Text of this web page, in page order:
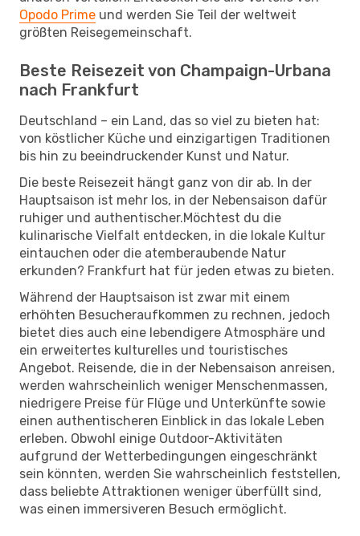
Opodo Prime und werden Sie Teil der weltweit
größten Reisegemeinschaft.
Beste Reisezeit von Champaign-Urbana
nach Frankfurt
Deutschland – ein Land, das so viel zu bieten hat:
von köstlicher Küche und einzigartigen Traditionen
bis hin zu beeindruckender Kunst und Natur.
Die beste Reisezeit hängt ganz von dir ab. In der
Hauptsaison ist mehr los, in der Nebensaison dafür
ruhiger und authentischer.Möchtest du die
kulinarische Vielfalt entdecken, in die lokale Kultur
eintauchen oder die atemberaubende Natur
erkunden? Frankfurt hat für jeden etwas zu bieten.
Während der Hauptsaison ist zwar mit einem
erhöhten Besucheraufkommen zu rechnen, jedoch
bietet dies auch eine lebendigere Atmosphäre und
ein erweitertes kulturelles und touristisches
Angebot. Reisende, die in der Nebensaison anreisen,
werden wahrscheinlich weniger Menschenmassen,
niedrigere Preise für Flüge und Unterkünfte sowie
einen authentischeren Einblick in das lokale Leben
erleben. Obwohl einige Outdoor-Aktivitäten
aufgrund der Wetterbedingungen eingeschränkt
sein könnten, werden Sie wahrscheinlich feststellen,
dass beliebte Attraktionen weniger überfüllt sind,
was einen immersiveren Besuch ermöglicht.